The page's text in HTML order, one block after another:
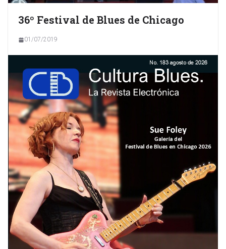
36º Festival de Blues de Chicago
01/07/2019